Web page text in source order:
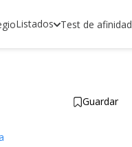
Listados Test de afinidad
Guardar